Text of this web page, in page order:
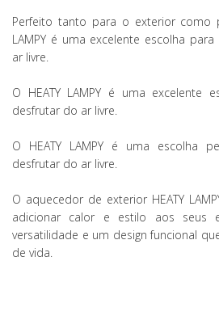
Perfeito tanto para o exterior como
LAMPY é uma excelente escolha
ar livre.
O HEATY LAMPY é uma excelente
desfrutar do ar livre.
O HEATY LAMPY é uma escolha
desfrutar do ar livre.
O aquecedor de exterior HEATY
adicionar calor e estilo aos seus
versatilidade e um design funcional
de vida.